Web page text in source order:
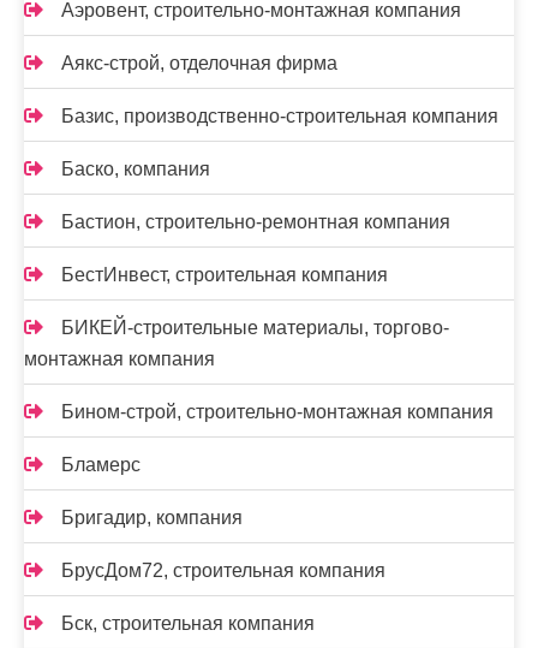
Аэровент, строительно-монтажная компания
Аякс-строй, отделочная фирма
Базис, производственно-строительная компания
Баско, компания
Бастион, строительно-ремонтная компания
БестИнвест, строительная компания
БИКЕЙ-строительные материалы, торгово-
монтажная компания
Бином-строй, строительно-монтажная компания
Бламерс
Бригадир, компания
БрусДом72, строительная компания
Бск, строительная компания